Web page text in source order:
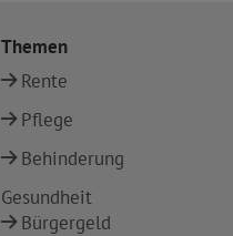
Themen
Rente
Pflege
Behinderung
Gesundheit
Bürgergeld